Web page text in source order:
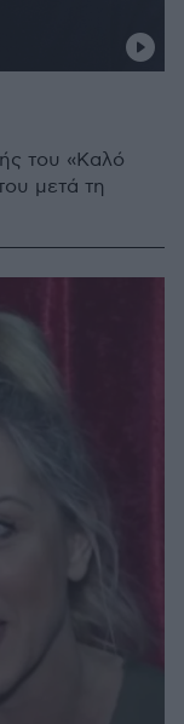
του «Καλό
μετά τη